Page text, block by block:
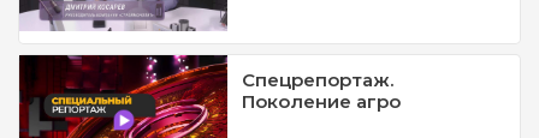
Спецрепортаж.
Поколение агро